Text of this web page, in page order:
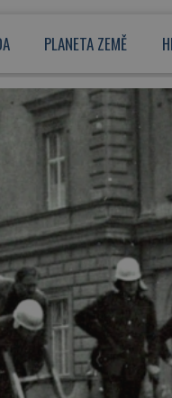
PLANETA ZEMĚ